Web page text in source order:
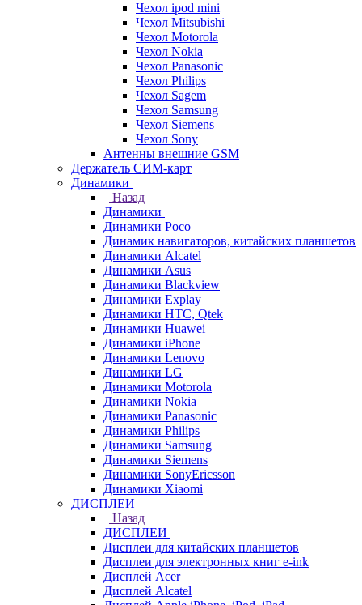
Чехол ipod mini
Чехол Mitsubishi
Чехол Motorola
Чехол Nokia
Чехол Panasonic
Чехол Philips
Чехол Sagem
Чехол Samsung
Чехол Siemens
Чехол Sony
Антенны внешние GSM
Держатель СИМ-карт
Динамики
Назад
Динамики
Динамики Poco
Динамик навигаторов, китайских планшетов
Динамики Alcatel
Динамики Asus
Динамики Blackview
Динамики Explay
Динамики HTC, Qtek
Динамики Huawei
Динамики iPhone
Динамики Lenovo
Динамики LG
Динамики Motorola
Динамики Nokia
Динамики Panasonic
Динамики Philips
Динамики Samsung
Динамики Siemens
Динамики SonyEricsson
Динамики Xiaomi
ДИСПЛЕИ
Назад
ДИСПЛЕИ
Дисплеи для китайских планшетов
Дисплеи для электронных книг e-ink
Дисплей Acer
Дисплей Alcatel